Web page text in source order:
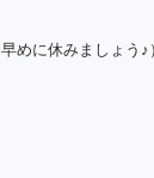
めに休みましょう♪